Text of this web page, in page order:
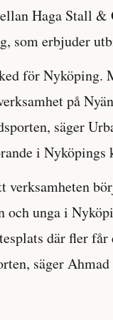
Haga Stall
som erbjuder
för Nyköping.
på
säger
i Nyköpings
och unga i
där fler
säger